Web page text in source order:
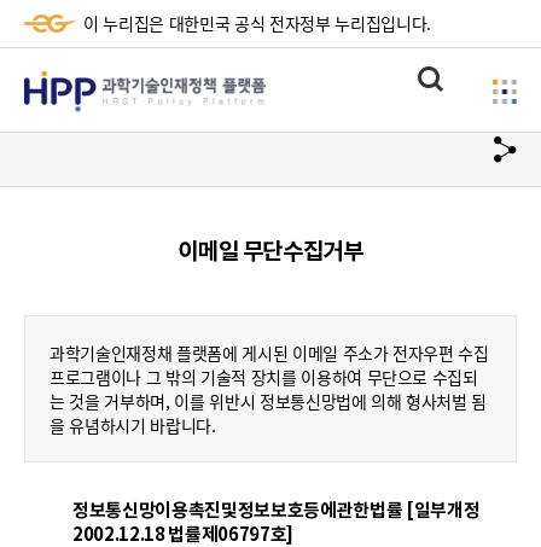
이 누리집은 대한민국 공식 전자정부 누리집입니다.
HPP
과
재
정
책
플
통
합
색
사
이
메
url
복
이메일 무단수집거부
과학기술인재정채 플랫폼에 게시된 이메일 주소가 전자우편 수집
프로그램이나 그 밖의 기술적 장치를 이용하여 무단으로 수집되
는 것을 거부하며, 이를 위반시 정보통신망법에 의해 형사처벌 됨
을 유념하시기 바랍니다.
정보통신망이용촉진및정보보호등에관한법률 [일부개정
2002.12.18 법률제06797호]